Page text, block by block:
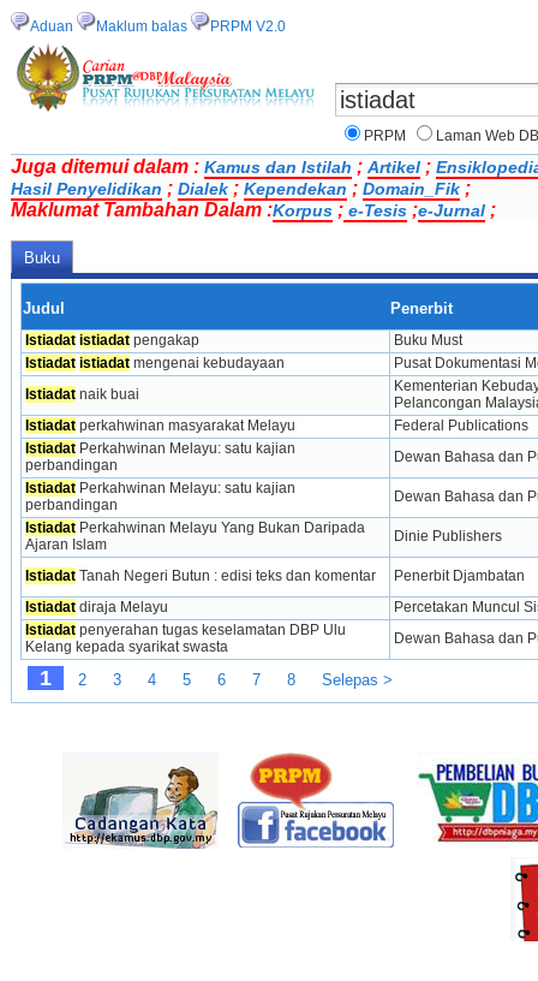
Aduan Maklum balas PRPM V2.0
PRPM Laman Web
Juga ditemui dalam : Kamus dan Istilah ; Artikel ;
Hasil Penyelidikan ; Dialek ; Kependekan ; Domain_Fik ;
Maklumat Tambahan Dalam :Korpus ; e-Tesis ;e-Jurnal ;
Buku
Judul Penerbit
Istiadat istiadat pengakap
Buku Must
Istiadat istiadat mengenai kebudayaan
Pusat Dokumentasi
Istiadat naik buai
Kementerian
Pelancongan
Istiadat perkahwinan masyarakat Melayu
Federal Publications
Istiadat Perkahwinan Melayu: satu kajian
perbandingan
Dewan Bahasa dan
Istiadat Perkahwinan Melayu: satu kajian
perbandingan
Dewan Bahasa dan
Istiadat Perkahwinan Melayu Yang Bukan Daripada
Ajaran Islam
Dinie Publishers
Istiadat Tanah Negeri Butun : edisi teks dan komentar
Penerbit Djambatan
Istiadat diraja Melayu
Percetakan Muncul
Istiadat penyerahan tugas keselamatan DBP Ulu
Kelang kepada syarikat swasta
Dewan Bahasa dan
1 2 3 4 5 6 7 8 Selepas >